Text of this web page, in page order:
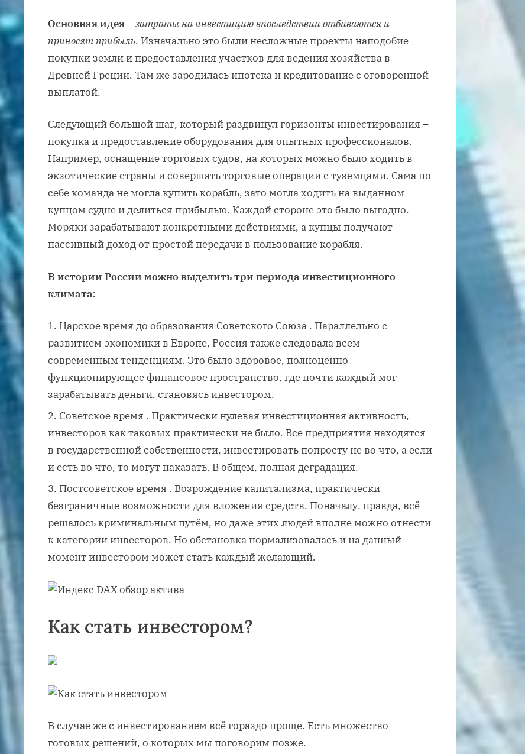
Основная идея–затраты на инвестицию впоследствии отбиваются и
приносят прибыль. Изначально это были несложные проекты наподобие
покупки земли и предоставления участков для ведения хозяйства в
Древней Греции. Там же зародилась ипотека и кредитование с оговоренной
выплатой.
Следующий большой шаг, который раздвинул горизонты инвестирования –
покупка и предоставление оборудования для опытных профессионалов.
Например, оснащение торговых судов, на которых можно было ходить в
экзотические страны и совершать торговые операции с туземцами. Сама по
себе команда не могла купить корабль, зато могла ходить на выданном
купцом судне и делиться прибылью. Каждой стороне это было выгодно.
Моряки зарабатывают конкретными действиями, а купцы получают
пассивный доход от простой передачи в пользование корабля.
В истории России можно выделить три периода инвестиционного
климата:
Царское время до образования Советского Союза . Параллельно с
развитием экономики в Европе, Россия также следовала всем
современным тенденциям. Это было здоровое, полноценно
функционирующее финансовое пространство, где почти каждый мог
зарабатывать деньги, становясь инвестором.
Советское время . Практически нулевая инвестиционная активность,
инвесторов как таковых практически не было. Все предприятия находятся
в государственной собственности, инвестировать попросту не во что, а если
и есть во что, то могут наказать. В общем, полная деградация.
Постсоветское время . Возрождение капитализма, практически
безграничные возможности для вложения средств. Поначалу, правда, всё
решалось криминальным путём, но даже этих людей вполне можно отнести
к категории инвесторов. Но обстановка нормализовалась и на данный
момент инвестором может стать каждый желающий.
Как стать инвестором?
В случае же с инвестированием всё гораздо проще. Есть множество
готовых решений, о которых мы поговорим позже.